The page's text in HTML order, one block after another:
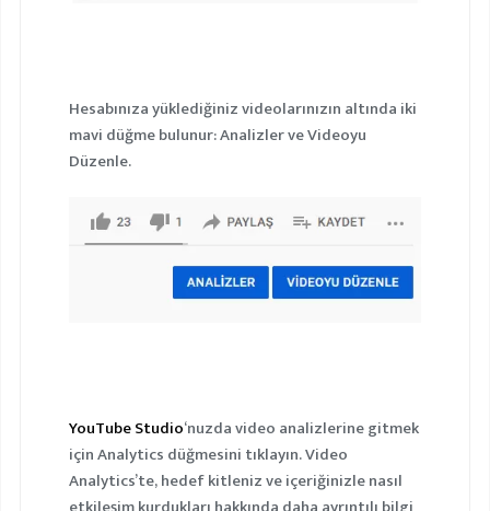
Hesabınıza yüklediğiniz videolarınızın altında iki
mavi düğme bulunur:AnalizlerveVideoyu
Düzenle.
YouTube Studio‘nuzda video analizlerine gitmek
için Analytics düğmesini tıklayın. Video
Analytics’te, hedef kitleniz ve içeriğinizle nasıl